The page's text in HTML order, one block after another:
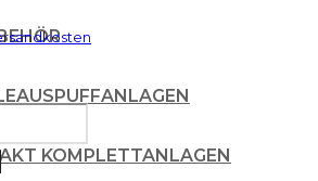
AUSPUFFANLAGEN
KOMPLETTANLAGEN